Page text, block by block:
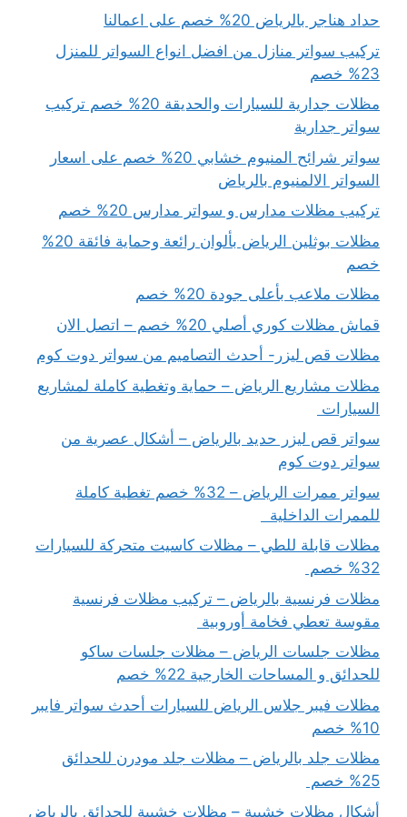
حداد هناجر بالرياض 20% خصم على اعمالنا
تركيب سواتر منازل من افضل انواع السواتر للمنزل
23% خصم
مظلات جدارية للسيارات والحديقة 20% خصم تركيب
سواتر جدارية
سواتر شرائح المنيوم خشابي 20% خصم على اسعار
السواتر الالمنيوم بالرياض
تركيب مظلات مدارس و سواتر مدارس 20% خصم
مظلات بوثلين الرياض بألوان رائعة وحماية فائقة 20%
خصم
مظلات ملاعب بأعلى جودة 20% خصم
قماش مظلات كوري أصلي 20% خصم – اتصل الان
مظلات قص ليزر- أحدث التصاميم من سواتر دوت كوم
مظلات مشاريع الرياض – حماية وتغطية كاملة لمشاريع
السيارات
سواتر قص ليزر حديد بالرياض – أشكال عصرية من
سواتر دوت كوم
سواتر ممرات الرياض – 32% خصم تغطية كاملة
للممرات الداخلية
مظلات قابلة للطي – مظلات كاسيت متحركة للسيارات
32% خصم
مظلات فرنسية بالرياض – تركيب مظلات فرنسية
مقوسة تعطي فخامة أوروبية
مظلات جلسات الرياض – مظلات جلسات ساكو
للحدائق و المساحات الخارجية 22% خصم
مظلات فيبر جلاس الرياض للسيارات أحدث سواتر فايبر
10% خصم
مظلات جلد بالرياض – مظلات جلد مودرن للحدائق
25% خصم
أشكال مظلات خشبية – مظلات خشبية للحدائق بالرياض